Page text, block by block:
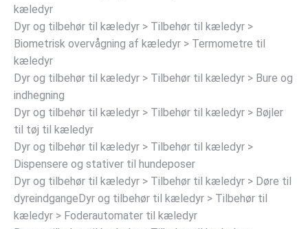
kæledyr
Dyr og tilbehør til kæledyr > Tilbehør til kæledyr >
Biometrisk overvågning af kæledyr > Termometre til
kæledyr
Dyr og tilbehør til kæledyr > Tilbehør til kæledyr > Bure og
indhegning
Dyr og tilbehør til kæledyr > Tilbehør til kæledyr > Bøjler
til tøj til kæledyr
Dyr og tilbehør til kæledyr > Tilbehør til kæledyr >
Dispensere og stativer til hundeposer
Dyr og tilbehør til kæledyr > Tilbehør til kæledyr > Døre til
dyreindgangeDyr og tilbehør til kæledyr > Tilbehør til
kæledyr > Foderautomater til kæledyr